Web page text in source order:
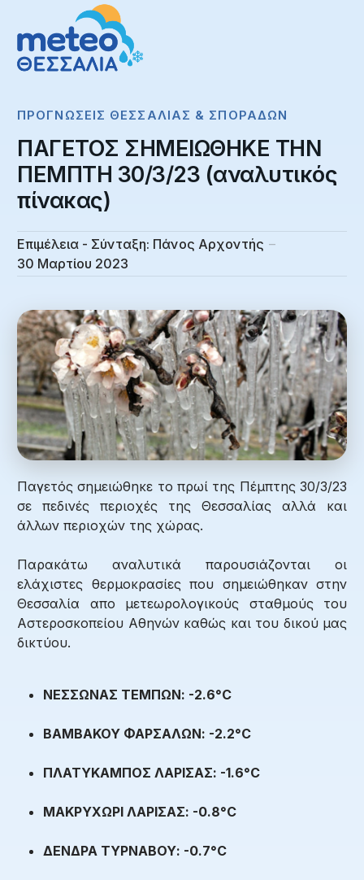
ΠΡΟΓΝΏΣΕΙΣ ΘΕΣΣΑΛΊΑΣ & ΣΠΟΡΆΔΩΝ
ΠΑΓΕΤΟΣ ΣΗΜΕΙΩΘΗΚΕ ΤΗΝ
ΠΕΜΠΤΗ 30/3/23 (αναλυτικός
πίνακας)
Επιμέλεια - Σύνταξη: Πάνος Αρχοντής
30 Μαρτίου 2023
Παγετός σημειώθηκε το πρωί της Πέμπτης 30/3/23
σε πεδινές περιοχές της Θεσσαλίας αλλά και
άλλων περιοχών της χώρας.
Παρακάτω αναλυτικά παρουσιάζονται οι
ελάχιστες θερμοκρασίες που σημειώθηκαν στην
Θεσσαλία απο μετεωρολογικούς σταθμούς του
Αστεροσκοπείου Αθηνών καθώς και του δικού μας
δικτύου.
ΝΕΣΣΩΝΑΣ ΤΕΜΠΩΝ: -2.6°C
ΒΑΜΒΑΚΟΥ ΦΑΡΣΑΛΩΝ: -2.2°C
ΠΛΑΤΥΚΑΜΠΟΣ ΛΑΡΙΣΑΣ: -1.6°C
ΜΑΚΡΥΧΩΡΙ ΛΑΡΙΣΑΣ: -0.8°C
ΔΕΝΔΡΑ ΤΥΡΝΑΒΟΥ: -0.7°C